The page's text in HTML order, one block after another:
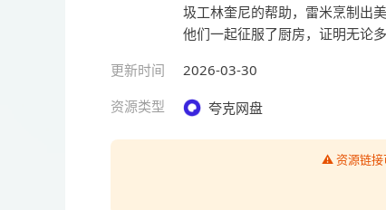
圾工林奎尼的帮助，雷米烹制出
他们一起征服了厨房，证明无论
更新时间
2026-03-30
资源类型
夸克网盘
⚠️ 资源链接